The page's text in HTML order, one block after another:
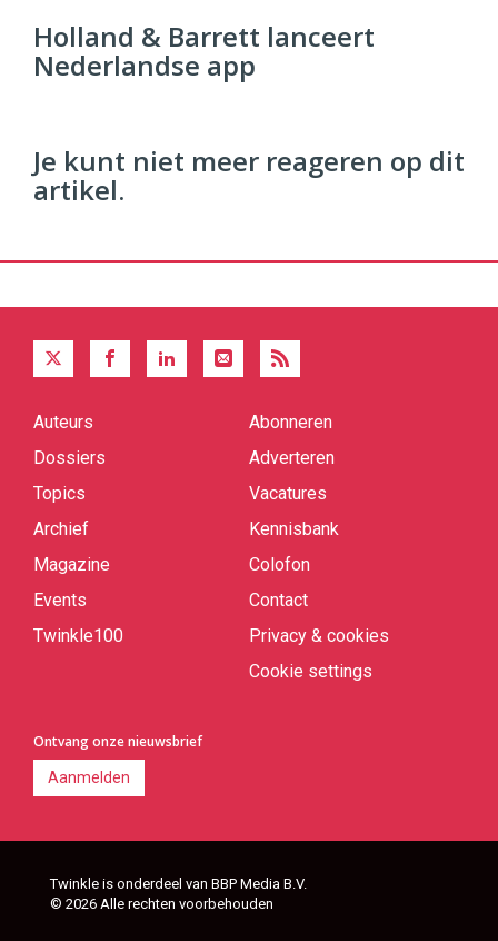
96 54
Holland & Barrett lanceert
Nederlandse app
Je kunt niet meer reageren op dit
artikel.
Quick
Auteurs
Dossiers
Topics
Archief
Magazine
Events
Twinkle100
Abonneren
Adverteren
Vacatures
Kennisbank
Colofon
Contact
Privacy & cookies
Cookie settings
Ontvang onze nieuwsbrief
Aanmelden
Twinkle is onderdeel van BBP Media B.V.
© 2026 Alle rechten voorbehouden